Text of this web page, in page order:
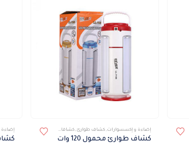
كشافات محموله إضاءة و إكسسوارات , كشاف طوارئ , كشافات كشافات محموله
كشاف طوارئ محمول 120 وات كشاف